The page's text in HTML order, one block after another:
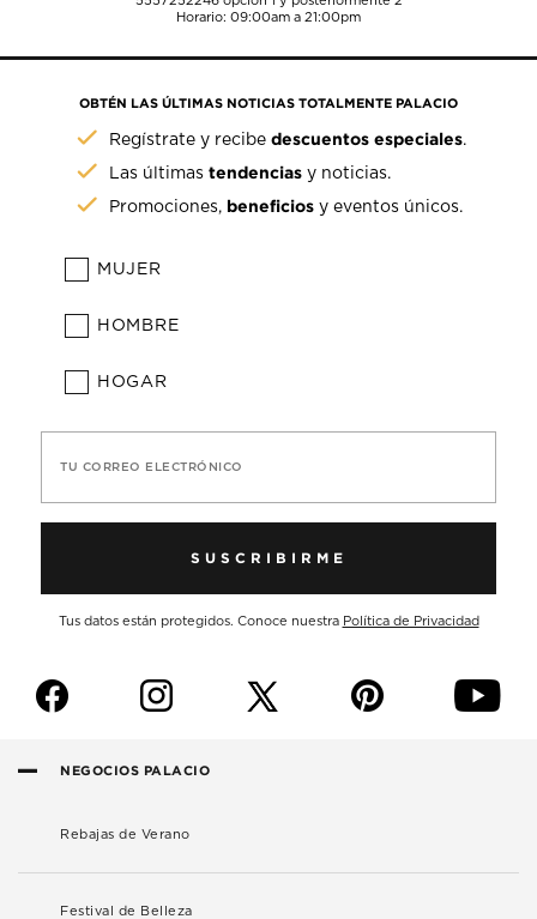
Horario: 09:00am a 21:00pm
OBTÉN LAS ÚLTIMAS NOTICIAS TOTALMENTE PALACIO
Regístrate y recibedescuentos especiales.
Las últimastendencias y noticias.
Promociones, beneficios y eventos únicos.
MUJER
HOMBRE
HOGAR
TU CORREO ELECTRÓNICO
SUSCRIBIRME
Tus datos están protegidos. Conoce nuestra Política de Privacidad
f i p y
NEGOCIOS PALACIO
Rebajas de Verano
Festival de Belleza